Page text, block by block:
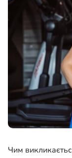
Чим